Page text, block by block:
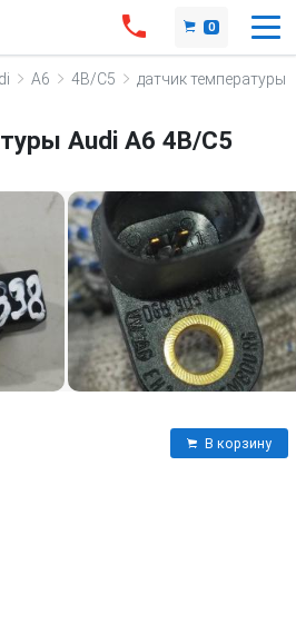
0
A6 4B/C5
датчик температуры
Audi A6 4B/C5
В корзину